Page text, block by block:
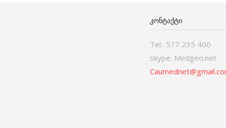
ᲙᲝᲜᲢᲐᲥᲢᲘ
Tel.: 577 235 400
skype: Medgeo.net